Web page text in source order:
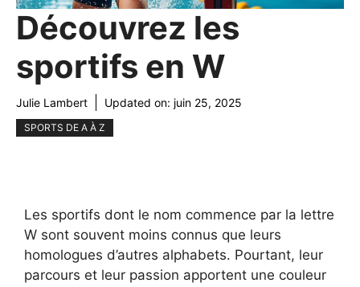
Découvrez les
sportifs en W
Julie Lambert Updated on: juin 25, 2025
SPORTS DE A À Z
Les sportifs dont le nom commence par la lettre
W sont souvent moins connus que leurs
homologues d’autres alphabets. Pourtant, leur
parcours et leur passion apportent une couleur